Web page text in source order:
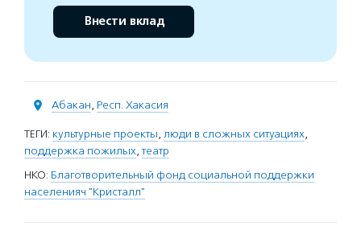
Внести вклад
Абакан, Респ. Хакасия
ТЕГИ: культурные проекты, люди в сложных ситуациях,
поддержка пожилых,театр
НКО: Благотворительный фонд социальной поддержки
населенияч "Кристалл"